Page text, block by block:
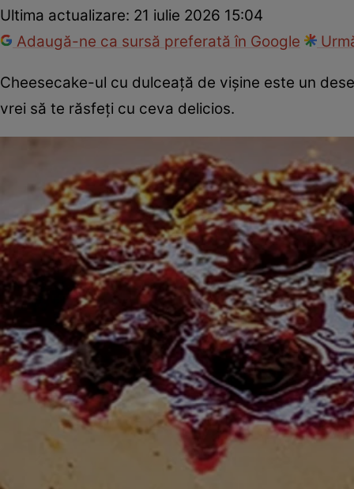
Ultima actualizare: 21 iulie 2026 15:04
Adaugă-ne ca sursă preferată în Google
Cheesecake-ul cu dulceață de vișine este un
vrei să te răsfeți cu ceva delicios.